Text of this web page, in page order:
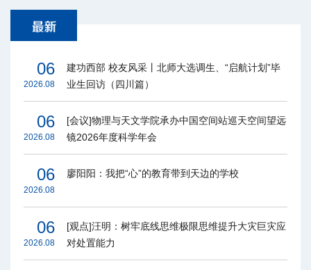
06
2026.08
建功西部 校友风采丨北师大选调生、“启航计划”毕
业生回访（四川篇）
06
2026.08
[会议]物理与天文学院承办中国空间站巡天空间望远
镜2026年度科学年会
06
2026.08
廖阳阳：我把“心”的教育带到天边的学校
06
2026.08
[观点]汪明：树牢底线思维极限思维提升大灾巨灾应
对处置能力